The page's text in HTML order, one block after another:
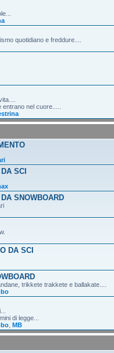
quotidiano e freddure....
nel cuore.....
SCI
SNOWBOARD
DA SCI
trikkete trakkete e ballakate....
di legge...
MB